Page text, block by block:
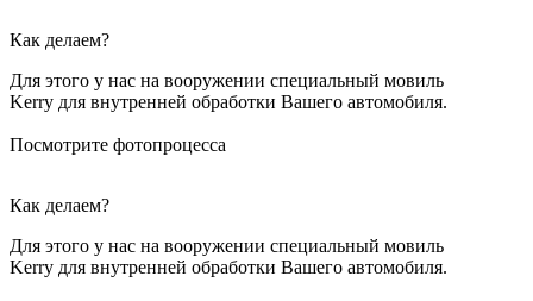
Как делаем?
Для этого у нас на вооружении специальный мовиль
Kerry для внутренней обработки Вашего автомобиля.
Посмотрите фотопроцесса
Как делаем?
Для этого у нас на вооружении специальный мовиль
Kerry для внутренней обработки Вашего автомобиля.